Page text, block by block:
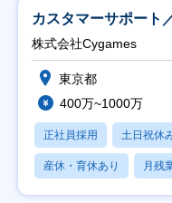
カスタマーサポート
株式会社Cygames
東京都
400万~1000万
正社員採用 土日祝休
産休・育休あり 月残